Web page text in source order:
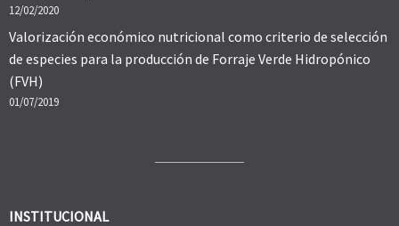
12/02/2020
Valorización económico nutricional como criterio de selección
de especies para la producción de Forraje Verde Hidropónico
(FVH)
01/07/2019
INSTITUCIONAL